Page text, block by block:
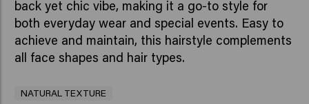
back yet chic vibe, making it a go-to style for
both everyday wear and special events. Easy to
achieve and maintain, this hairstyle complements
all face shapes and hair types.
NATURAL TEXTURE